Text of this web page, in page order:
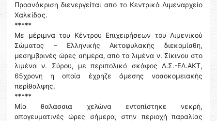
Προανάκριση διενεργείται από το Κεντρικό Λιμεναρχείο
Χαλκίδας.
*****
Με μέριμνα του Κέντρου Επιχειρήσεων του Λιμενικού
Σώματος – Ελληνικής Ακτοφυλακής διεκομίσθη,
μεσημβρινές ώρες σήμερα, από το λιμένα ν. Σίκινου στο
λιμένα ν. Σύρου, με περιπολικό σκάφος Λ.Σ.-ΕΛ.ΑΚΤ,
65χρονη η οποία έχρηζε άμεσης νοσοκομειακής
περίθαλψης.
*****
Μία θαλάσσια χελώνα εντοπίστηκε νεκρή,
απογευματινές ώρες σήμερα, στην περιοχή παραλίας